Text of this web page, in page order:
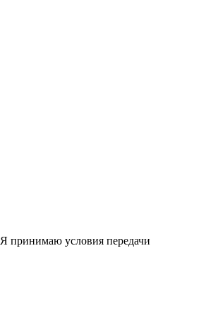
Я принимаю условия передачи